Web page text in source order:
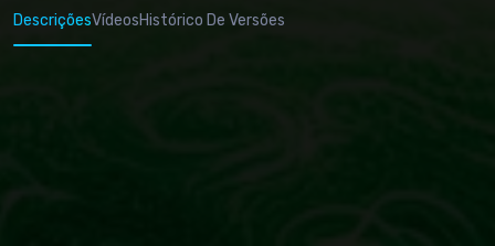
DescriçõesVídeosHistórico De Versões